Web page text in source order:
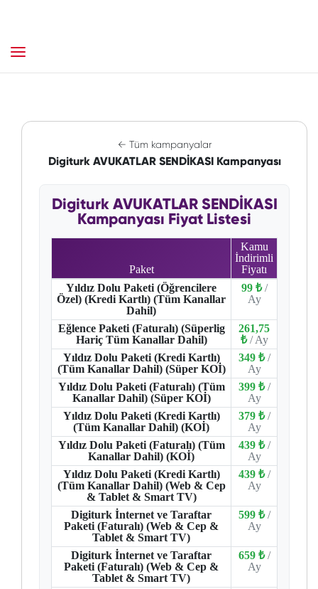
← Tüm kampanyalar
Digiturk AVUKATLAR SENDİKASI Kampanyası
Digiturk AVUKATLAR SENDİKASI
Kampanyası Fiyat Listesi
Paket
Kamu
İndirimli
Fiyatı
Yıldız Dolu Paketi (Öğrencilere
Özel) (Kredi Kartlı) (Tüm Kanallar
Dahil)
99 ₺ /
Ay
Eğlence Paketi (Faturalı) (Süperlig
Hariç Tüm Kanallar Dahil)
261,75
₺ / Ay
Yıldız Dolu Paketi (Kredi Kartlı)
(Tüm Kanallar Dahil) (Süper KOİ)
349 ₺ /
Ay
Yıldız Dolu Paketi (Faturalı) (Tüm
Kanallar Dahil) (Süper KOİ)
399 ₺ /
Ay
Yıldız Dolu Paketi (Kredi Kartlı)
(Tüm Kanallar Dahil) (KOİ)
379 ₺ /
Ay
Yıldız Dolu Paketi (Faturalı) (Tüm
Kanallar Dahil) (KOİ)
439 ₺ /
Ay
Yıldız Dolu Paketi (Kredi Kartlı)
(Tüm Kanallar Dahil) (Web & Cep
& Tablet & Smart TV)
439 ₺ /
Ay
Digiturk İnternet ve Taraftar
Paketi (Faturalı) (Web & Cep &
Tablet & Smart TV)
599 ₺ /
Ay
Digiturk İnternet ve Taraftar
Paketi (Faturalı) (Web & Cep &
Tablet & Smart TV)
659 ₺ /
Ay